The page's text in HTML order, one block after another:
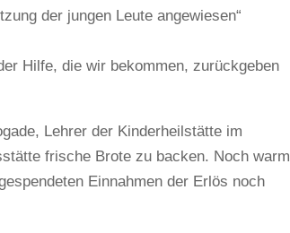
der jungen Leute angewiesen“
Hilfe, die wir bekommen, zurückgeben
Lehrer der Kinderheilstätte im
frische Brote zu backen. Noch warm
Einnahmen der Erlös noch